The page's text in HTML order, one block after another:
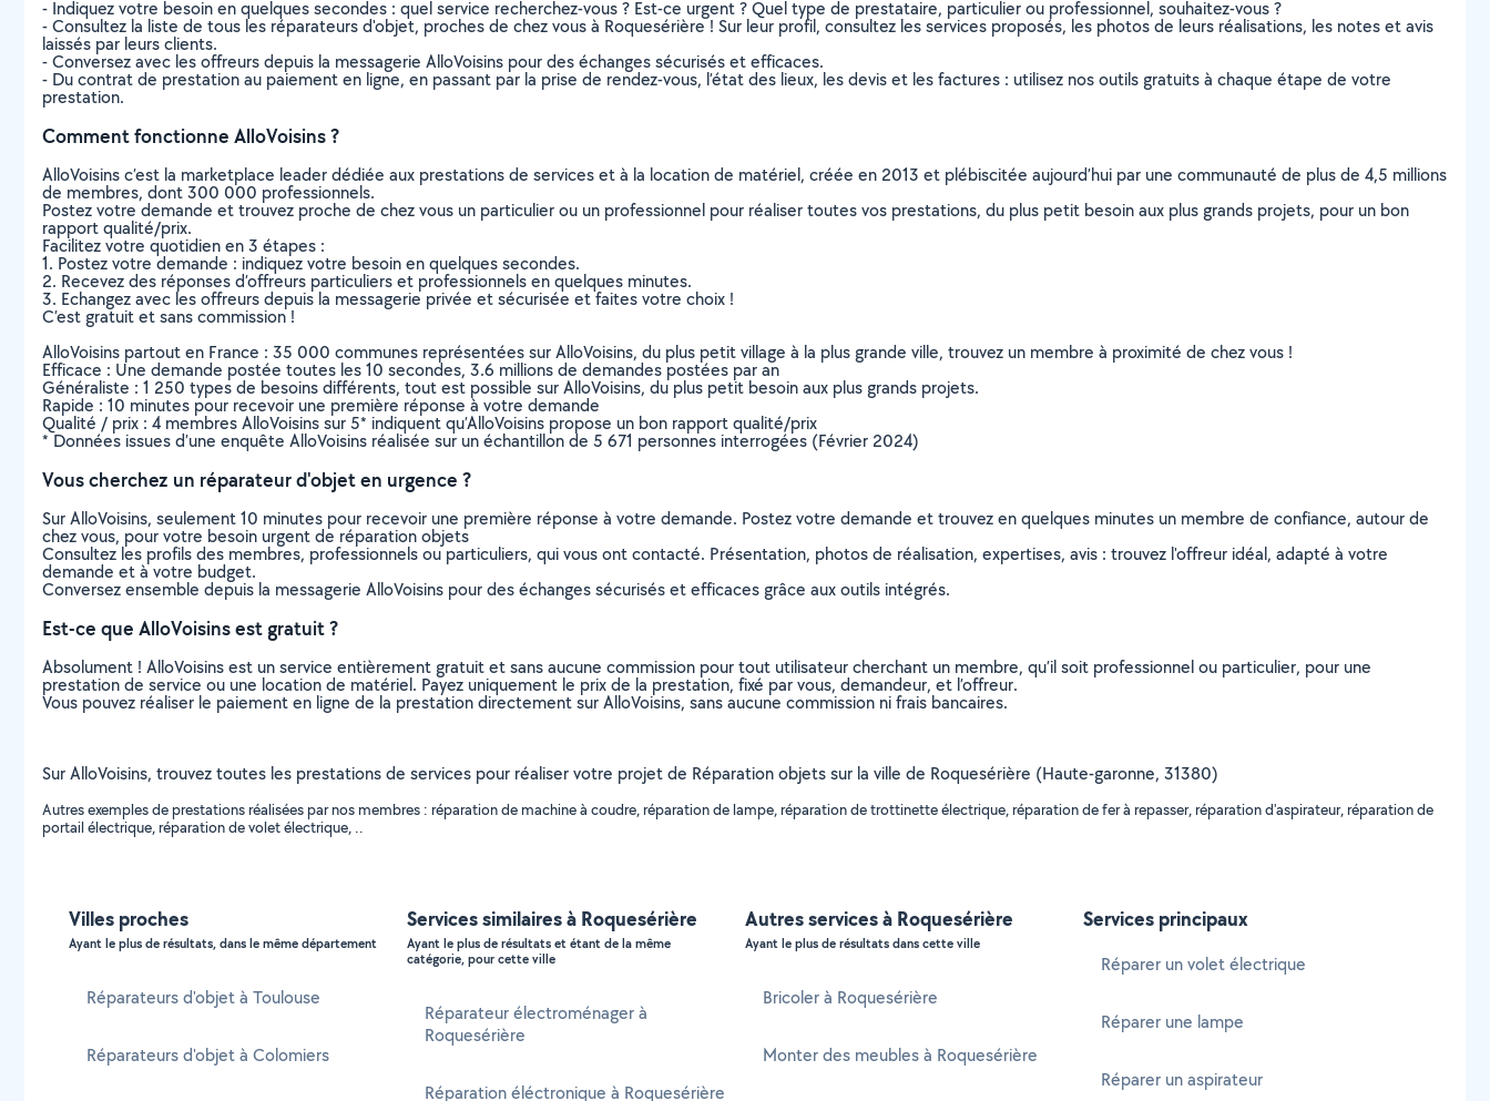
- Indiquez votre besoin en quelques secondes : quel service recherchez-vous ? Est-ce urgent ? Quel type de prestataire, particulier ou professionnel, souhaitez-vous ?
- Consultez la liste de tous les réparateurs d'objet, proches de chez vous à Roquesérière ! Sur leur profil, consultez les services proposés, les photos de leurs réalisations, les notes et avis
laissés par leurs clients.
- Conversez avec les offreurs depuis la messagerie AlloVoisins pour des échanges sécurisés et efficaces.
- Du contrat de prestation au paiement en ligne, en passant par la prise de rendez-vous, l’état des lieux, les devis et les factures : utilisez nos outils gratuits à chaque étape de votre
prestation.
Comment fonctionne AlloVoisins ?
AlloVoisins c’est la marketplace leader dédiée aux prestations de services et à la location de matériel, créée en 2013 et plébiscitée aujourd’hui par une communauté de plus de 4,5 millions
de membres, dont 300 000 professionnels.
Postez votre demande et trouvez proche de chez vous un particulier ou un professionnel pour réaliser toutes vos prestations, du plus petit besoin aux plus grands projets, pour un bon
rapport qualité/prix.
Facilitez votre quotidien en 3 étapes :
1. Postez votre demande : indiquez votre besoin en quelques secondes.
2. Recevez des réponses d’offreurs particuliers et professionnels en quelques minutes.
3. Echangez avec les offreurs depuis la messagerie privée et sécurisée et faites votre choix !
C’est gratuit et sans commission !
AlloVoisins partout en France : 35 000 communes représentées sur AlloVoisins, du plus petit village à la plus grande ville, trouvez un membre à proximité de chez vous !
Efficace : Une demande postée toutes les 10 secondes, 3.6 millions de demandes postées par an
Généraliste : 1 250 types de besoins différents, tout est possible sur AlloVoisins, du plus petit besoin aux plus grands projets.
Rapide : 10 minutes pour recevoir une première réponse à votre demande
Qualité / prix : 4 membres AlloVoisins sur 5* indiquent qu’AlloVoisins propose un bon rapport qualité/prix
* Données issues d’une enquête AlloVoisins réalisée sur un échantillon de 5 671 personnes interrogées (Février 2024)
Vous cherchez un réparateur d'objet en urgence ?
Sur AlloVoisins, seulement 10 minutes pour recevoir une première réponse à votre demande. Postez votre demande et trouvez en quelques minutes un membre de confiance, autour de
chez vous, pour votre besoin urgent de réparation objets
Consultez les profils des membres, professionnels ou particuliers, qui vous ont contacté. Présentation, photos de réalisation, expertises, avis : trouvez l'offreur idéal, adapté à votre
demande et à votre budget.
Conversez ensemble depuis la messagerie AlloVoisins pour des échanges sécurisés et efficaces grâce aux outils intégrés.
Est-ce que AlloVoisins est gratuit ?
Absolument ! AlloVoisins est un service entièrement gratuit et sans aucune commission pour tout utilisateur cherchant un membre, qu’il soit professionnel ou particulier, pour une
prestation de service ou une location de matériel. Payez uniquement le prix de la prestation, fixé par vous, demandeur, et l’offreur.
Vous pouvez réaliser le paiement en ligne de la prestation directement sur AlloVoisins, sans aucune commission ni frais bancaires.
Sur AlloVoisins, trouvez toutes les prestations de services pour réaliser votre projet de Réparation objets sur la ville de Roquesérière (Haute-garonne, 31380)
Autres exemples de prestations réalisées par nos membres : réparation de machine à coudre, réparation de lampe, réparation de trottinette électrique, réparation de fer à repasser, réparation d'aspirateur, réparation de
portail électrique, réparation de volet électrique, ..
Villes proches
Ayant le plus de résultats, dans le même département
Réparateurs d'objet à Toulouse
Réparateurs d'objet à Colomiers
Services similaires à Roquesérière
Ayant le plus de résultats et étant de la même
catégorie, pour cette ville
Réparateur électroménager à
Roquesérière
Réparation éléctronique à Roquesérière
Autres services à Roquesérière
Ayant le plus de résultats dans cette ville
Bricoler à Roquesérière
Monter des meubles à Roquesérière
Services principaux
Réparer un volet électrique
Réparer une lampe
Réparer un aspirateur